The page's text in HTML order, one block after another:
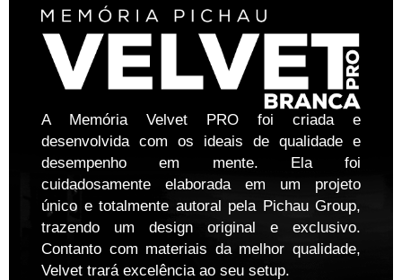
A Memória Velvet PRO foi criada e
desenvolvida com os ideais de qualidade e
desempenho em mente. Ela foi
cuidadosamente elaborada em um projeto
único e totalmente autoral pela Pichau Group,
trazendo um design original e exclusivo.
Contanto com materiais da melhor qualidade,
Velvet trará excelência ao seu setup.